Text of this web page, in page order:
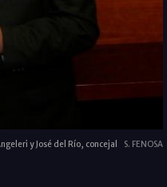
y José del Río, concejal S. FENOSA